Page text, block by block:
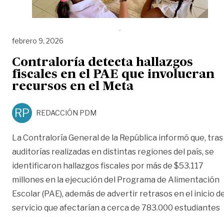
febrero 9, 2026
Contraloría detecta hallazgos
fiscales en el PAE que involucran
recursos en el Meta
RP REDACCIÓN PDM
La Contraloría General de la República informó que, tras
auditorías realizadas en distintas regiones del país, se
identificaron hallazgos fiscales por más de $53.117
millones en la ejecución del Programa de Alimentación
Escolar (PAE), además de advertir retrasos en el inicio
servicio que afectarían a cerca de 783.000 estudiantes